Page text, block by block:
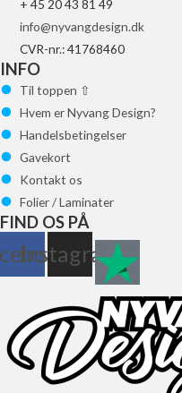
vælges
på
varesiden
+ 45 20 43 81 49
info@nyvangdesign.dk
CVR-nr.: 41768460
INFO
Til toppen ⇧
Hvem er Nyvang Design?
Handelsbetingelser
Gavekort
Kontakt os
Folier / Laminater
FIND OS PÅ
Instagram